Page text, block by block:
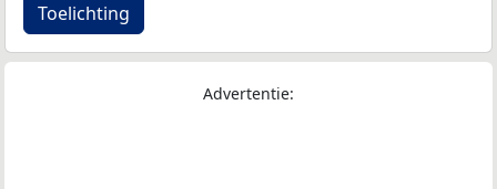
Toelichting
Advertentie: